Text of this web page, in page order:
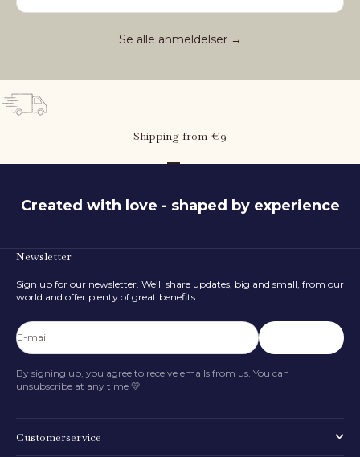
Se alle anmeldelser →
What is the child's height?
80cm
Shipping from €9
Created with love - shaped by experience
Newsletter
Sign up for our newsletter. We’ll share updates, big and small, from our
world and offer plenty of great benefits.
E-mail
By signing up, you agree to receive emails from us. You can
unsubscribe at any time 💛
Customerservice